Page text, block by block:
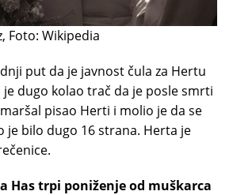
Foto: Wikipedia
put da je javnost čula za Hertu
je dugo kolao trač da je posle smrti
pisao Herti i molio je da se
je bilo dugo 16 strana. Herta je
Has trpi poniženje od muškarca